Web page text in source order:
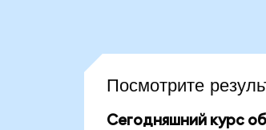
Посмотрите
Сегодняшний курс